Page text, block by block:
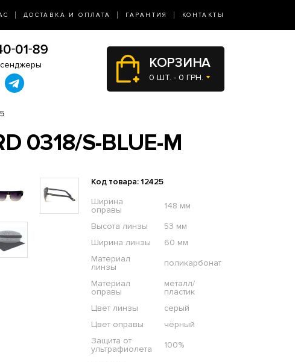
ДОСТАВКА И ОПЛАТА ГАРАНТИЯ КОНТАКТЫ
КОРЗИНА
0 ШТ. - 0 ГРН.
0318/S-BLUE-M
Код товара: 12425
Ширина
оправы
148 мм
Высота линзы
53 мм
Ширина линзы
60 мм
Материал
линзы
поликарбонат
Материал
оправы
металл/
пластик
Цвет линзы
серый
Цвет оправы
чёрный
Защита от
ультрафиолета
100%